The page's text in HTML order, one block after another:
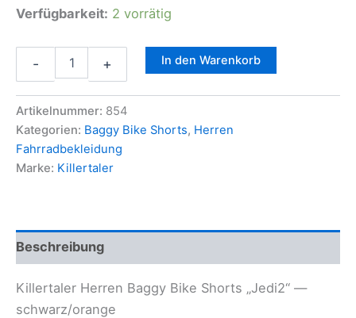
Verfügbarkeit: 2 vorrätig
-
Baggy
"Jedi2"
Menge
+ In den Warenkorb
Artikelnummer: 854
Kategorien: Baggy Bike Shorts, Herren
Fahrradbekleidung
Marke: Killertaler
Beschreibung
Killertaler Herren Baggy Bike Shorts „Jedi2“ —
schwarz/orange